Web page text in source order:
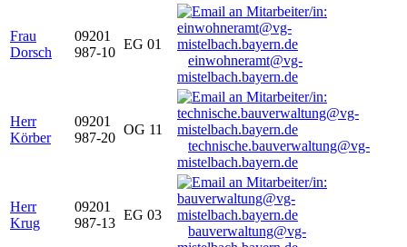
Frau
Dorsch
09201
987-10
EG 01
einwohneramt@vg-
mistelbach.bayern.de
Herr
Körber
09201
987-20
OG 11
technische.bauverwaltung@vg-
mistelbach.bayern.de
Herr
Krug
09201
987-13
EG 03
bauverwaltung@vg-